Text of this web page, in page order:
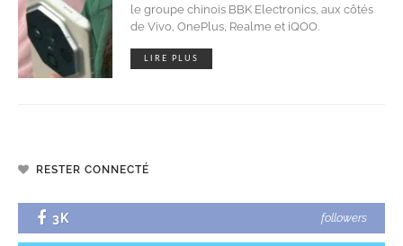
le groupe chinois BBK Electronics, aux côtés
de Vivo, OnePlus, Realme et iQOO.
LIRE PLUS
RESTER CONNECTÉ
3K followers